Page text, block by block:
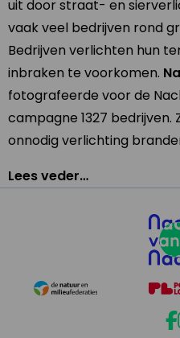
uit door straat- en
vaak veel bedrijven rond
Bedrijven verlichten hun
inbraken te voorkomen.
fotografeerde voor de
campagne 1327 bedrijven.
onnodig verlichting
Lees veder…